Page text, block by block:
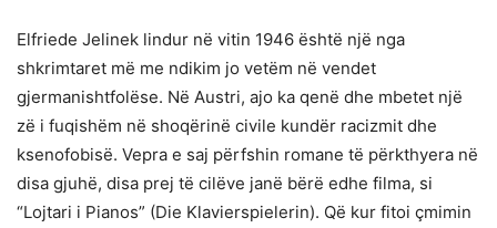
Elfriede Jelinek lindur në vitin 1946 është një nga
shkrimtaret më me ndikim jo vetëm në vendet
gjermanishtfolëse. Në Austri, ajo ka qenë dhe mbetet një
zë i fuqishëm në shoqërinë civile kundër racizmit dhe
ksenofobisë. Vepra e saj përfshin romane të përkthyera në
disa gjuhë, disa prej të cilëve janë bërë edhe filma, si
“Lojtari i Pianos” (Die Klavierspielerin). Që kur fitoi çmimin